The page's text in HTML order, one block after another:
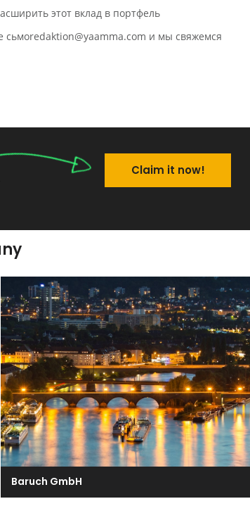
этот вклад в портфель
сьмоredaktion@yaamma.com и мы свяжемся
Claim it now!
Baruch GmbH